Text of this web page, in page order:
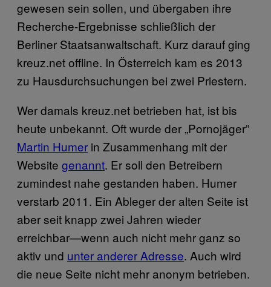
gewesen sein sollen, und übergaben ihre
Recherche-Ergebnisse schließlich der
Berliner Staatsanwaltschaft. Kurz darauf ging
kreuz.net offline. In Österreich kam es 2013
zu Hausdurchsuchungen bei zwei Priestern.
Wer damals kreuz.net betrieben hat, ist bis
heute unbekannt. Oft wurde der „Pornojäger”
Martin Humer in Zusammenhang mit der
Website genannt. Er soll den Betreibern
zumindest nahe gestanden haben. Humer
verstarb 2011. Ein Ableger der alten Seite ist
aber seit knapp zwei Jahren wieder
erreichbar—wenn auch nicht mehr ganz so
aktiv und unter anderer Adresse. Auch wird
die neue Seite nicht mehr anonym betrieben.